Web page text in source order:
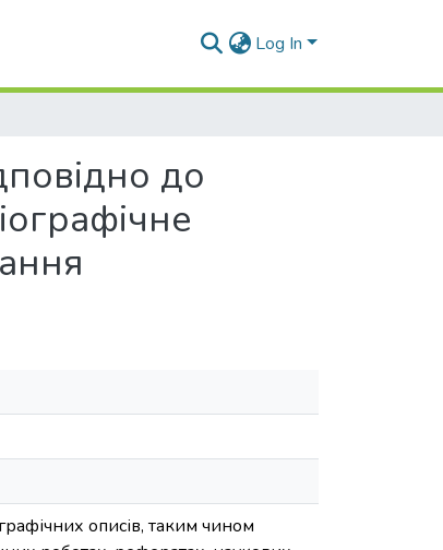
Log In
до
описів, таким чином